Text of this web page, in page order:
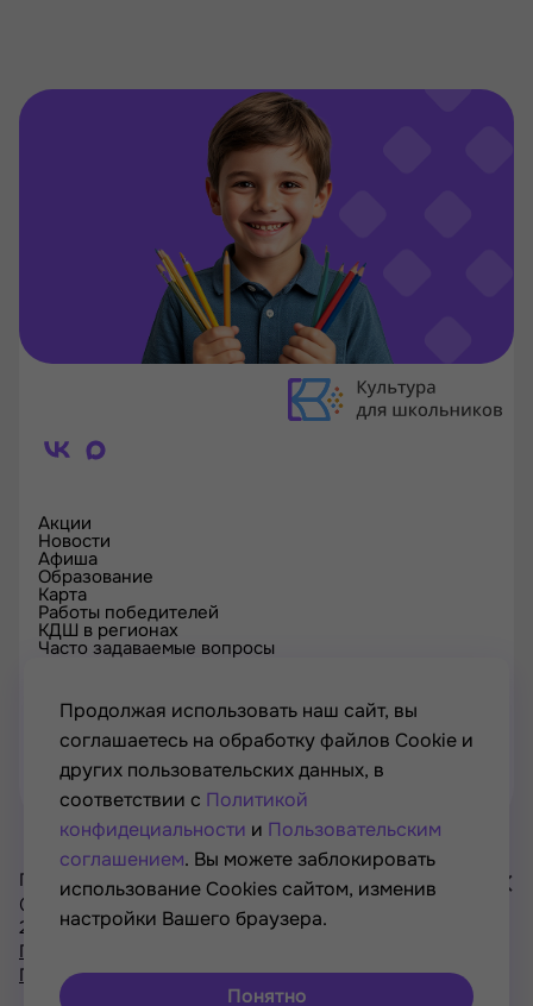
Акции
Новости
Афиша
Образование
Карта
Работы победителей
КДШ в регионах
Часто задаваемые вопросы
Проверка сертификата
Контакты
Проект Минкультуры России, Минпросвещения России
© РОСКУЛЬТПРОЕКТ, Российский фонд культуры, 2021—
2026
Политика конфиденциальности
Пользовательское соглашение
Продолжая использовать наш сайт, вы
соглашаетесь на обработку файлов Cookie и
других пользовательских данных, в
соответствии с Политикой
конфидециальности и Пользовательским
соглашением. Вы можете заблокировать
использование Cookies сайтом, изменив
настройки Вашего браузера.
Понятно